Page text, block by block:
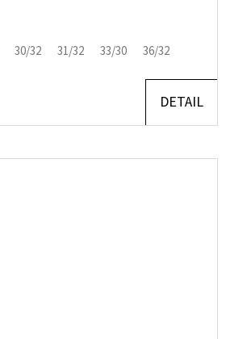
30/32 31/32 33/30 36/32
DETAIL